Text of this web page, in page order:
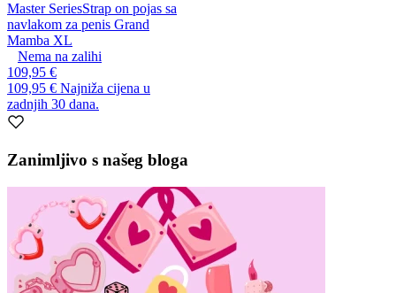
Master SeriesStrap on pojas sa
navlakom za penis Grand
Mamba XL
Nema na zalihi
109,95 €
109,95 € Najniža cijena u
zadnjih 30 dana.
Zanimljivo s našeg bloga